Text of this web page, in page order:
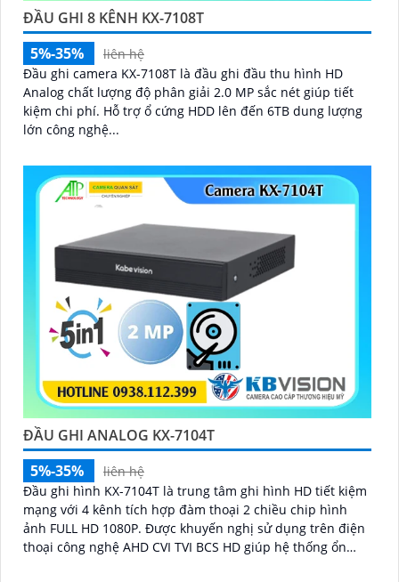
ĐẦU GHI 8 KÊNH KX-7108T
5%-35%
liên hệ
Đầu ghi camera KX-7108T là đầu ghi đầu thu hình HD
Analog chất lượng độ phân giải 2.0 MP sắc nét giúp tiết
kiệm chi phí. Hỗ trợ ổ cứng HDD lên đến 6TB dung lượng
lớn công nghệ...
ĐẦU GHI ANALOG KX-7104T
5%-35%
liên hệ
Đầu ghi hình KX-7104T là trung tâm ghi hình HD tiết kiệm
mạng với 4 kênh tích hợp đàm thoại 2 chiều chip hình
ảnh FULL HD 1080P. Được khuyến nghị sử dụng trên điện
thoại công nghệ AHD CVI TVI BCS HD giúp hệ thống ổn